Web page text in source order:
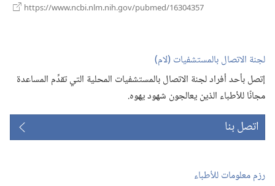
https://www.ncbi.nlm.nih.gov/pubmed/16304357
لجنة الاتصال بالمستشفيات (‏لام)‏
إتصل بأحد أفراد لجنة الاتصال بالمستشفيات المحلية التي تقدِّم المساعدة
مجانًا للأطباء الذين يعالجون شهود يهوه.‏
اتصل بنا
رزم معلومات للأطباء